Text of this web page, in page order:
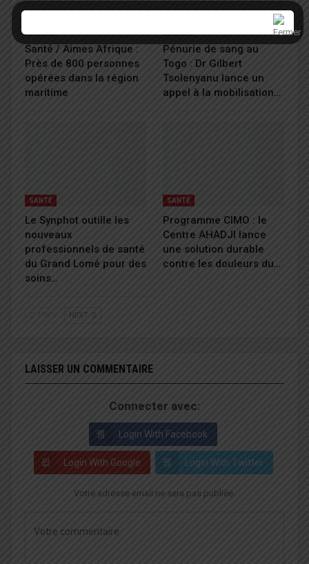
Santé / Aimes Afrique :
Près de 800 personnes
opérées dans la région
maritime
Pénurie de sang au
Togo : Dr Gilbert
Tsolenyanu lance un
appel à la mobilisation…
SANTÉ
Le Synphot outille les
nouveaux
professionnels de santé
du Grand Lomé pour des
soins…
SANTÉ
Programme CIMO : le
Centre AHADJI lance
une solution durable
contre les douleurs du…
NEXT
LAISSER UN COMMENTAIRE
Connecter avec:
Login With Facebook
Login With Google Login With Twitter
Votre adresse email ne sera pas publiée.